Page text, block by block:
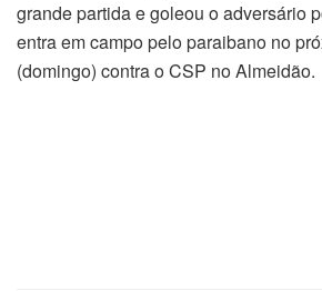
grande partida e goleou o adversário
entra em campo pelo paraibano no
(domingo) contra o CSP no Almeidão.